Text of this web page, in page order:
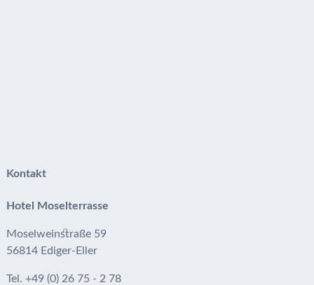
Kontakt
Hotel Moselterrasse
Moselweinstraße 59
56814 Ediger-Eller
Tel. +49 (0) 26 75 - 2 78